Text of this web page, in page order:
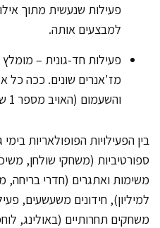
פעילות שנעשית מתוך
למבצעים אותה.
פעילות חד-גונית –
מז'אנרים שונים. ככה כל
והשעמום (האויב מספר 1 של ימי גיבוש!) לא יגיע לבקר.
בין הפעילויות הפופולאריות
ספורטיביות (משחקי שולחן,
משימות ואתגרים (חדרי
למיליון), חידונים משעשעים,
משחקים תחרותיים (באולינג,